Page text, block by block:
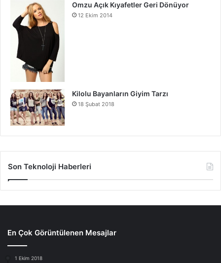
Omzu Açık Kıyafetler Geri Dönüyor
12 Ekim 2014
Kilolu Bayanların Giyim Tarzı
18 Şubat 2018
Son Teknoloji Haberleri
En Çok Görüntülenen Mesajlar
1 Ekim 2018